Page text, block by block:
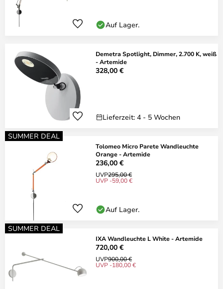
Auf Lager.
Demetra Spotlight, Dimmer, 2.700 K, weiß
- Artemide
328,00 €
Lieferzeit: 4 - 5 Wochen
SUMMER DEAL
Tolomeo Micro Parete Wandleuchte
Orange - Artemide
236,00 €
UVP295,00 €
UVP -59,00 €
Auf Lager.
SUMMER DEAL
IXA Wandleuchte L White - Artemide
720,00 €
UVP900,00 €
UVP -180,00 €